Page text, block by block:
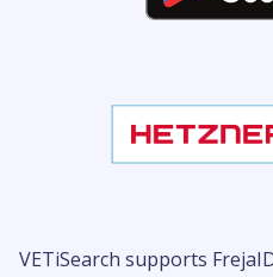
VETiSearch supports